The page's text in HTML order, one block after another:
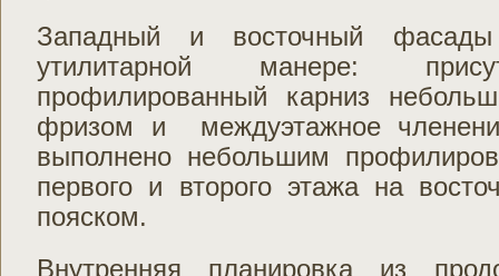
Западный и восточный
утилитарной манере:
профилированный карниз
фризом и междуэтажное
выполнено небольшим
первого и второго этажа на
пояском.
Внутренняя планировка из